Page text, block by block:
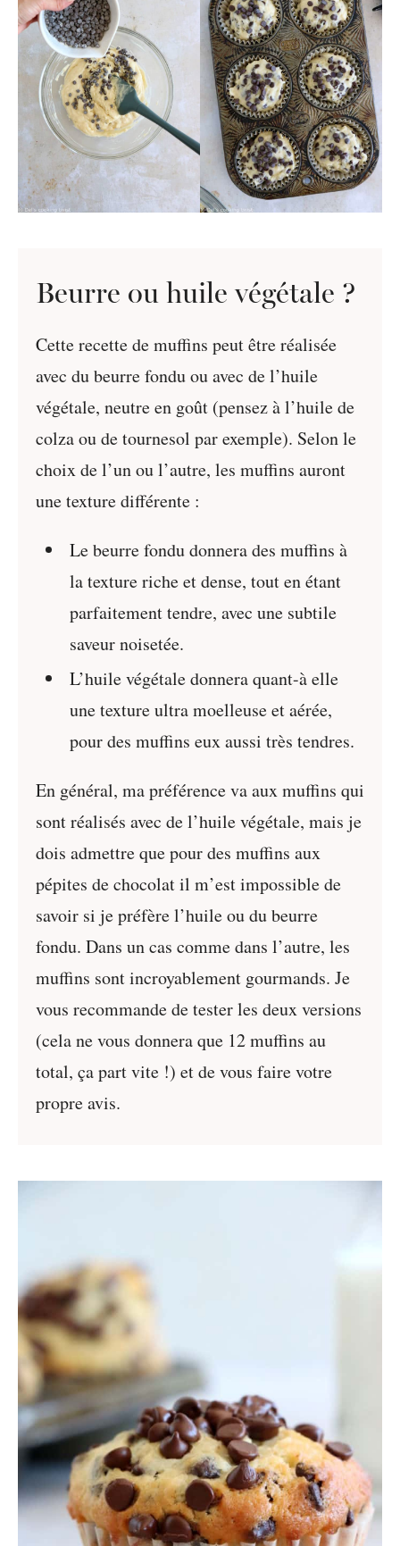
Beurre ou huile végétale ?
Cette recette de muffins peut être réalisée
avec du beurre fondu ou avec de l’huile
végétale, neutre en goût (pensez à l’huile de
colza ou de tournesol par exemple). Selon le
choix de l’un ou l’autre, les muffins auront
une texture différente :
Le beurre fondu donnera des muffins à
la texture riche et dense, tout en étant
parfaitement tendre, avec une subtile
saveur noisetée.
L’huile végétale donnera quant-à elle
une texture ultra moelleuse et aérée,
pour des muffins eux aussi très tendres.
En général, ma préférence va aux muffins qui
sont réalisés avec de l’huile végétale, mais je
dois admettre que pour des muffins aux
pépites de chocolat il m’est impossible de
savoir si je préfère l’huile ou du beurre
fondu. Dans un cas comme dans l’autre, les
muffins sont incroyablement gourmands. Je
vous recommande de tester les deux versions
(cela ne vous donnera que 12 muffins au
total, ça part vite !) et de vous faire votre
propre avis.